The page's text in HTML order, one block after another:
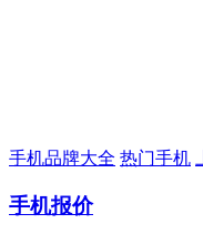
手机品牌大全 热门手机
手机报价